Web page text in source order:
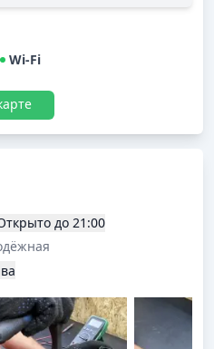
И в этом году тоже уже
СПАСИБО!!!!))))
Wi-Fi
до 21:00